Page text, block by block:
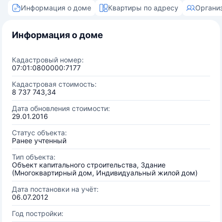
Информация о доме Квартиры по адресу
Информация о доме
Кадастровый номер:
07:01:0800000:7177
Кадастровая стоимость:
8 737 743,34
Дата обновления стоимости:
29.01.2016
Статус объекта:
Ранее учтенный
Тип объекта:
Объект капитального строительства, Здание
(Многоквартирный дом, Индивидуальный жилой дом)
Дата постановки на учёт:
06.07.2012
Год постройки: